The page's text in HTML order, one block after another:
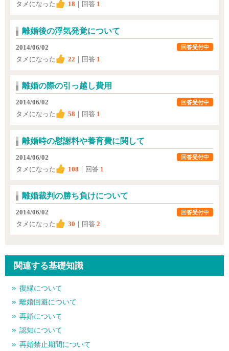
タメになった
18 ｜回答 1
離婚後の浮気発覚について
2014/06/02
タメになった
22 ｜回答 1
回答受付中
離婚の際の引っ越し費用
2014/06/02
タメになった
58 ｜回答 1
回答受付中
離婚時の慰謝料や養育費に関して
2014/06/02
タメになった
108 ｜回答 1
回答受付中
離婚裁判の勝ち負けについて
2014/06/02
タメになった
30 ｜回答 2
回答受付中
関連する基礎知識
復縁について
離婚回避について
再婚について
認知について
再婚禁止期間について